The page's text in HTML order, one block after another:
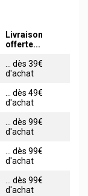
Livraison
offerte...
... dès 39€
d'achat
... dès 49€
d'achat
... dès 99€
d'achat
... dès 99€
d'achat
... dès 99€
d'achat